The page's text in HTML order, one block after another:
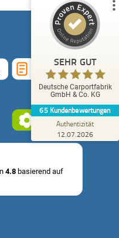
4.8 basierend auf
SEHR GUT
Deutsche Carportfabrik
GmbH & Co. KG
65 Kundenbewertungen
Authentizität
12.07.2026
14
Bewertungen auf
ProvenExpert.com
ProvenExpert-Profil werfen
Eckhard L.
4,80
Ansprechpartner sind immer zu
erreichen.